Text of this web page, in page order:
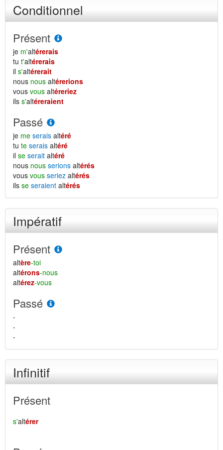
Conditionnel
Présent
je m'altérerais
tu t'altérerais
il s'altérerait
nous nous altérerions
vous vous altéreriez
ils s'altéreraient
Passé
je me serais altéré
tu te serais altéré
il se serait altéré
nous nous serions altérés
vous vous seriez altérés
ils se seraient altérés
Impératif
Présent
altère-toi
altérons-nous
altérez-vous
Passé
-
-
-
Infinitif
Présent
s'altérer